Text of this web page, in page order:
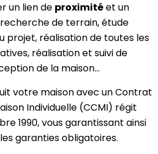
un lien de proximitéet un
de terrain, étude
projet, réalisation de toutes les
réalisation et suivi de
de la maison…
votre maison avec un Contrat
Individuelle (CCMI) régit
1990, vous garantissant ainsi
garanties obligatoires.